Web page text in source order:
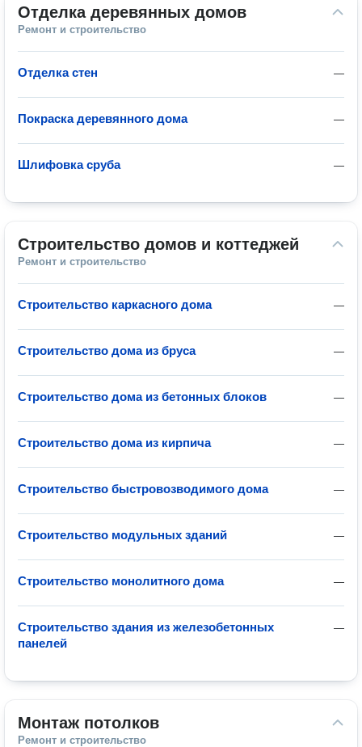
Отделка деревянных домов
Ремонт и строительство
—
Отделка стен
—
Покраска деревянного дома
—
Шлифовка сруба
Строительство домов и коттеджей
Ремонт и строительство
—
Строительство каркасного дома
—
Строительство дома из бруса
—
Строительство дома из бетонных блоков
—
Строительство дома из кирпича
—
Строительство быстровозводимого дома
—
Строительство модульных зданий
—
Строительство монолитного дома
—
Строительство здания из железобетонных
панелей
Монтаж потолков
Ремонт и строительство